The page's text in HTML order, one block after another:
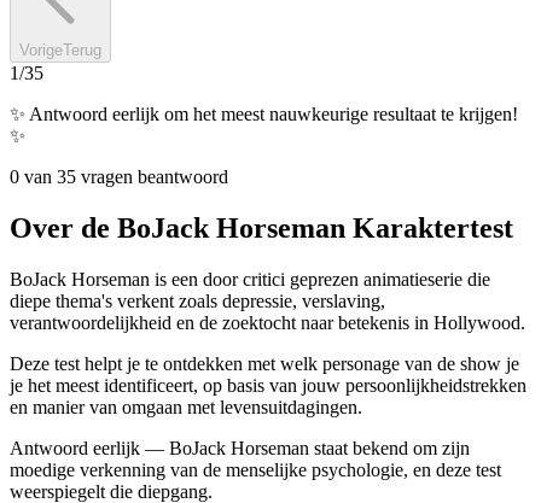
VorigeTerug
1/35
✨ Antwoord eerlijk om het meest nauwkeurige resultaat te krijgen!
✨
0 van 35 vragen beantwoord
Over de BoJack Horseman Karaktertest
BoJack Horseman is een door critici geprezen animatieserie die
diepe thema's verkent zoals depressie, verslaving,
verantwoordelijkheid en de zoektocht naar betekenis in Hollywood.
Deze test helpt je te ontdekken met welk personage van de show je
je het meest identificeert, op basis van jouw persoonlijkheidstrekken
en manier van omgaan met levensuitdagingen.
Antwoord eerlijk — BoJack Horseman staat bekend om zijn
moedige verkenning van de menselijke psychologie, en deze test
weerspiegelt die diepgang.